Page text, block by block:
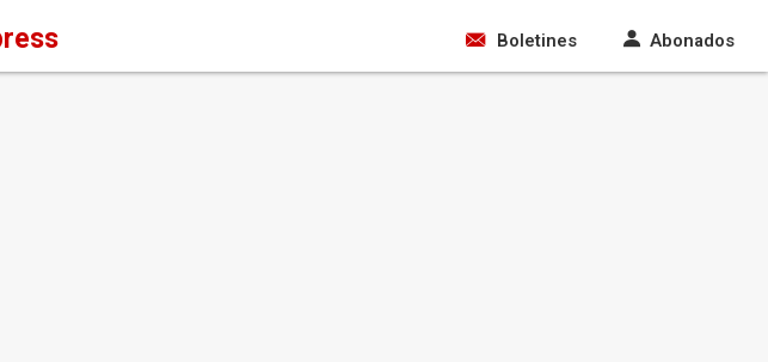
Boletines Abonados